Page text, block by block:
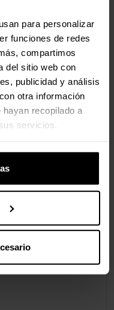
para personalizar
funciones de redes
compartimos
del sitio web con
publicidad y análisis
otra información
recopilado a
servicios.